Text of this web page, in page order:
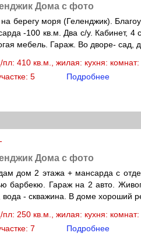
Дома с фото
берегу моря (Геленджик).
-100 кв.м. Два с/у. Кабинет, 4
мебель. Гараж. Во дворе- сад,
410 кв.м., жилая: кухня: комнат:
5
Подробнее
Дома с фото
дом 2 этажа + мансарда с
барбекю. Гараж на 2 авто.
вода - скважина. В доме хороший
250 кв.м., жилая: кухня: комнат:
7
Подробнее